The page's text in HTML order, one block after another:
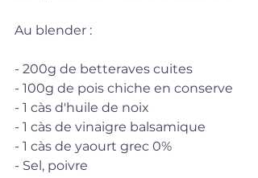
Au blender :
- 200g de betteraves cuites
- 100g de pois chiche en conserve
- 1 càs d'huile de noix
- 1 càs de vinaigre balsamique
- 1 càs de yaourt grec 0%
- Sel, poivre